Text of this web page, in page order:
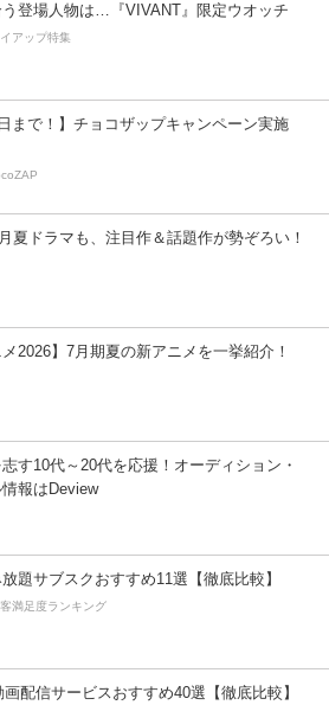
登場人物は…『VIVANT』限定ウオッチ
アップ特集
日まで！】チョコザップキャンペーン実施
夏ドラマも、注目作＆話題作が勢ぞろい！
メ2026】7月期夏の新アニメを一挙紹介！
す10代～20代を応援！オーディション・
報はDeview
題サブスクおすすめ11選【徹底比較】
満足度ランキング
配信サービスおすすめ40選【徹底比較】